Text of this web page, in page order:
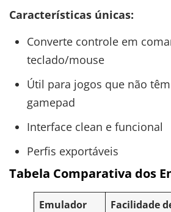
Características únicas:
Converte controle em
teclado/mouse
Útil para jogos que não
gamepad
Interface clean e funcional
Perfis exportáveis
Tabela Comparativa dos
Emulador Facilidade